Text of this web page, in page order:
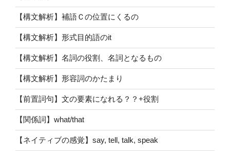
【構文解析】補語Ｃの位置にくるの
【構文解析】形式目的語のit
【構文解析】名詞の役割、名詞となるもの
【構文解析】形容詞のかたまり
【前置詞句】文の要素になれる？？+役割
【関係詞】what/that
【ネイティブの感覚】say, tell, talk, speak